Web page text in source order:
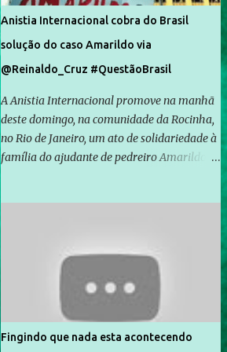
Anistia Internacional cobra do Brasil
solução do caso Amarildo via
@Reinaldo_Cruz #QuestãoBrasil
A Anistia Internacional promove na manhã
deste domingo, na comunidade da Rocinha,
no Rio de Janeiro, um ato de solidariedade à
família do ajudante de pedreiro Amarildo de
Rocinha. A assessora de Direitos Humanos
da Anistia Internacional, Renata Neder, disse
à Agência Brasil que ações e atividades de
mobilização são feitas normalmente pela
organização não governamental. As ações
de solidariedade são promovidas em apoio
Fingindo que nada esta acontecendo